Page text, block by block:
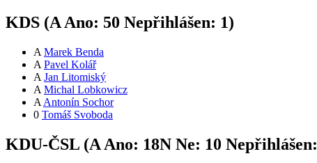
KDS (A Ano: 50 Nepřihlášen: 1)
A Marek Benda
A Pavel Kolář
A Jan Litomiský
A Michal Lobkowicz
A Antonín Sochor
0 Tomáš Svoboda
KDU-ČSL (A Ano: 18N Ne: 10 Nepřihlášen: